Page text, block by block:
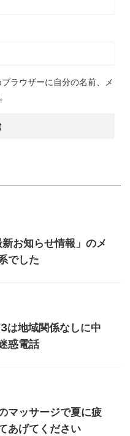
ラウザーに自分の名前、メ
お知らせ情報」のメ
でした
地域関係なしに中
惑電話
マッサージで夏に疲
あげてください